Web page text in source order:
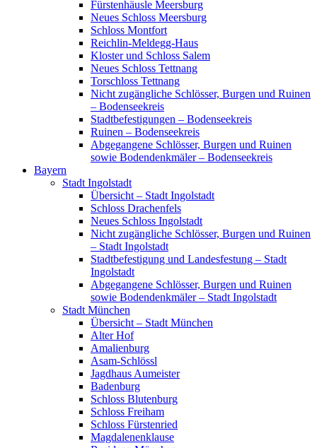
Fürstenhäusle Meersburg
Neues Schloss Meersburg
Schloss Montfort
Reichlin-Meldegg-Haus
Kloster und Schloss Salem
Neues Schloss Tettnang
Torschloss Tettnang
Nicht zugängliche Schlösser, Burgen und Ruinen
– Bodenseekreis
Stadtbefestigungen – Bodenseekreis
Ruinen – Bodenseekreis
Abgegangene Schlösser, Burgen und Ruinen
sowie Bodendenkmäler – Bodenseekreis
Bayern
Stadt Ingolstadt
Übersicht – Stadt Ingolstadt
Schloss Drachenfels
Neues Schloss Ingolstadt
Nicht zugängliche Schlösser, Burgen und Ruinen
– Stadt Ingolstadt
Stadtbefestigung und Landesfestung – Stadt
Ingolstadt
Abgegangene Schlösser, Burgen und Ruinen
sowie Bodendenkmäler – Stadt Ingolstadt
Stadt München
Übersicht – Stadt München
Alter Hof
Amalienburg
Asam-Schlössl
Jagdhaus Aumeister
Badenburg
Schloss Blutenburg
Schloss Freiham
Schloss Fürstenried
Magdalenenklause